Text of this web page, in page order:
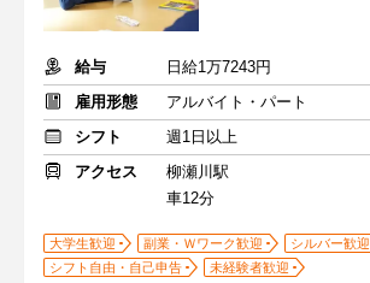
給与
日給1万7243円
雇用形態
アルバイト・パート
シフト
週1日以上
アクセス
柳瀬川駅
車12分
大学生歓迎 副業・Ｗワーク歓迎
シルバー歓迎
シフト自由・自己申告
未経験者歓迎